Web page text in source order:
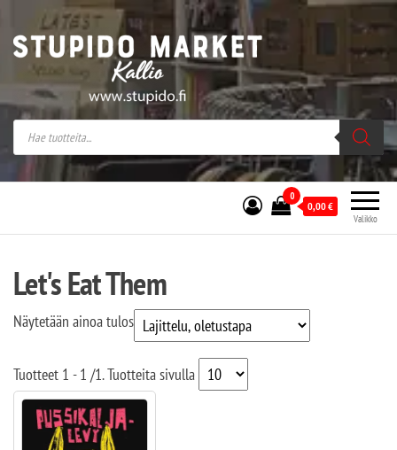
Stupido Market – verkossa ja kivijalassa
Stupido Market on vaihtoehtomusaan
erikoistunut verkko- sekä
kivijalkakauppa Helsingissä Kallion
sydämessä.
Valikko
0
0,00€
Let's Eat Them
Näytetään ainoa tulos
Tuotteet 1 - 1 /1. Tuotteita sivulla